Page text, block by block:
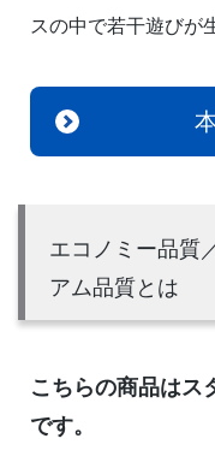
スの中で若干遊びが
エコノミー品質
アム品質とは
こちらの商品はス
です。